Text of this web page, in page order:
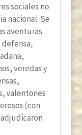
sociales no
nacional. Se
aventuras
veredas y
valentones
(con